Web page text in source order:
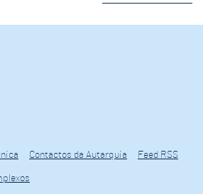
Contactos da Autarquia Feed RSS